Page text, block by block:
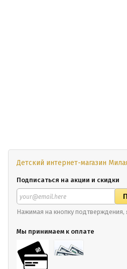
Детский интернет-магазин
Подписаться на акции и скидки
Нажимая на кнопку подтверждения,
Мы принимаем к оплате